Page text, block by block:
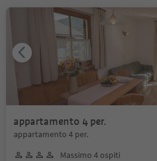
appartamento 4 per.
appartamento 4 per.
Massimo 4 ospiti